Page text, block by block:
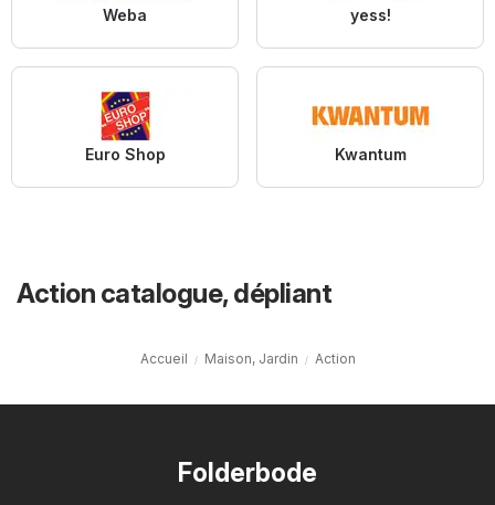
Weba yess!
Euro Shop Kwantum
Action catalogue, dépliant
Accueil Maison, Jardin Action
Folderbode